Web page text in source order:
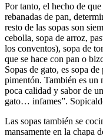
Por tanto, el hecho de
rebanadas de pan,
resto de las sopas son
cebolla, sopa de arroz,
los conventos), sopa de
que se hace con pan o
Sopas de gato, es sopa
pimentón. También es un
poca calidad y sabor de
gato… infames”.
Las sopas también se
mansamente en la chapa